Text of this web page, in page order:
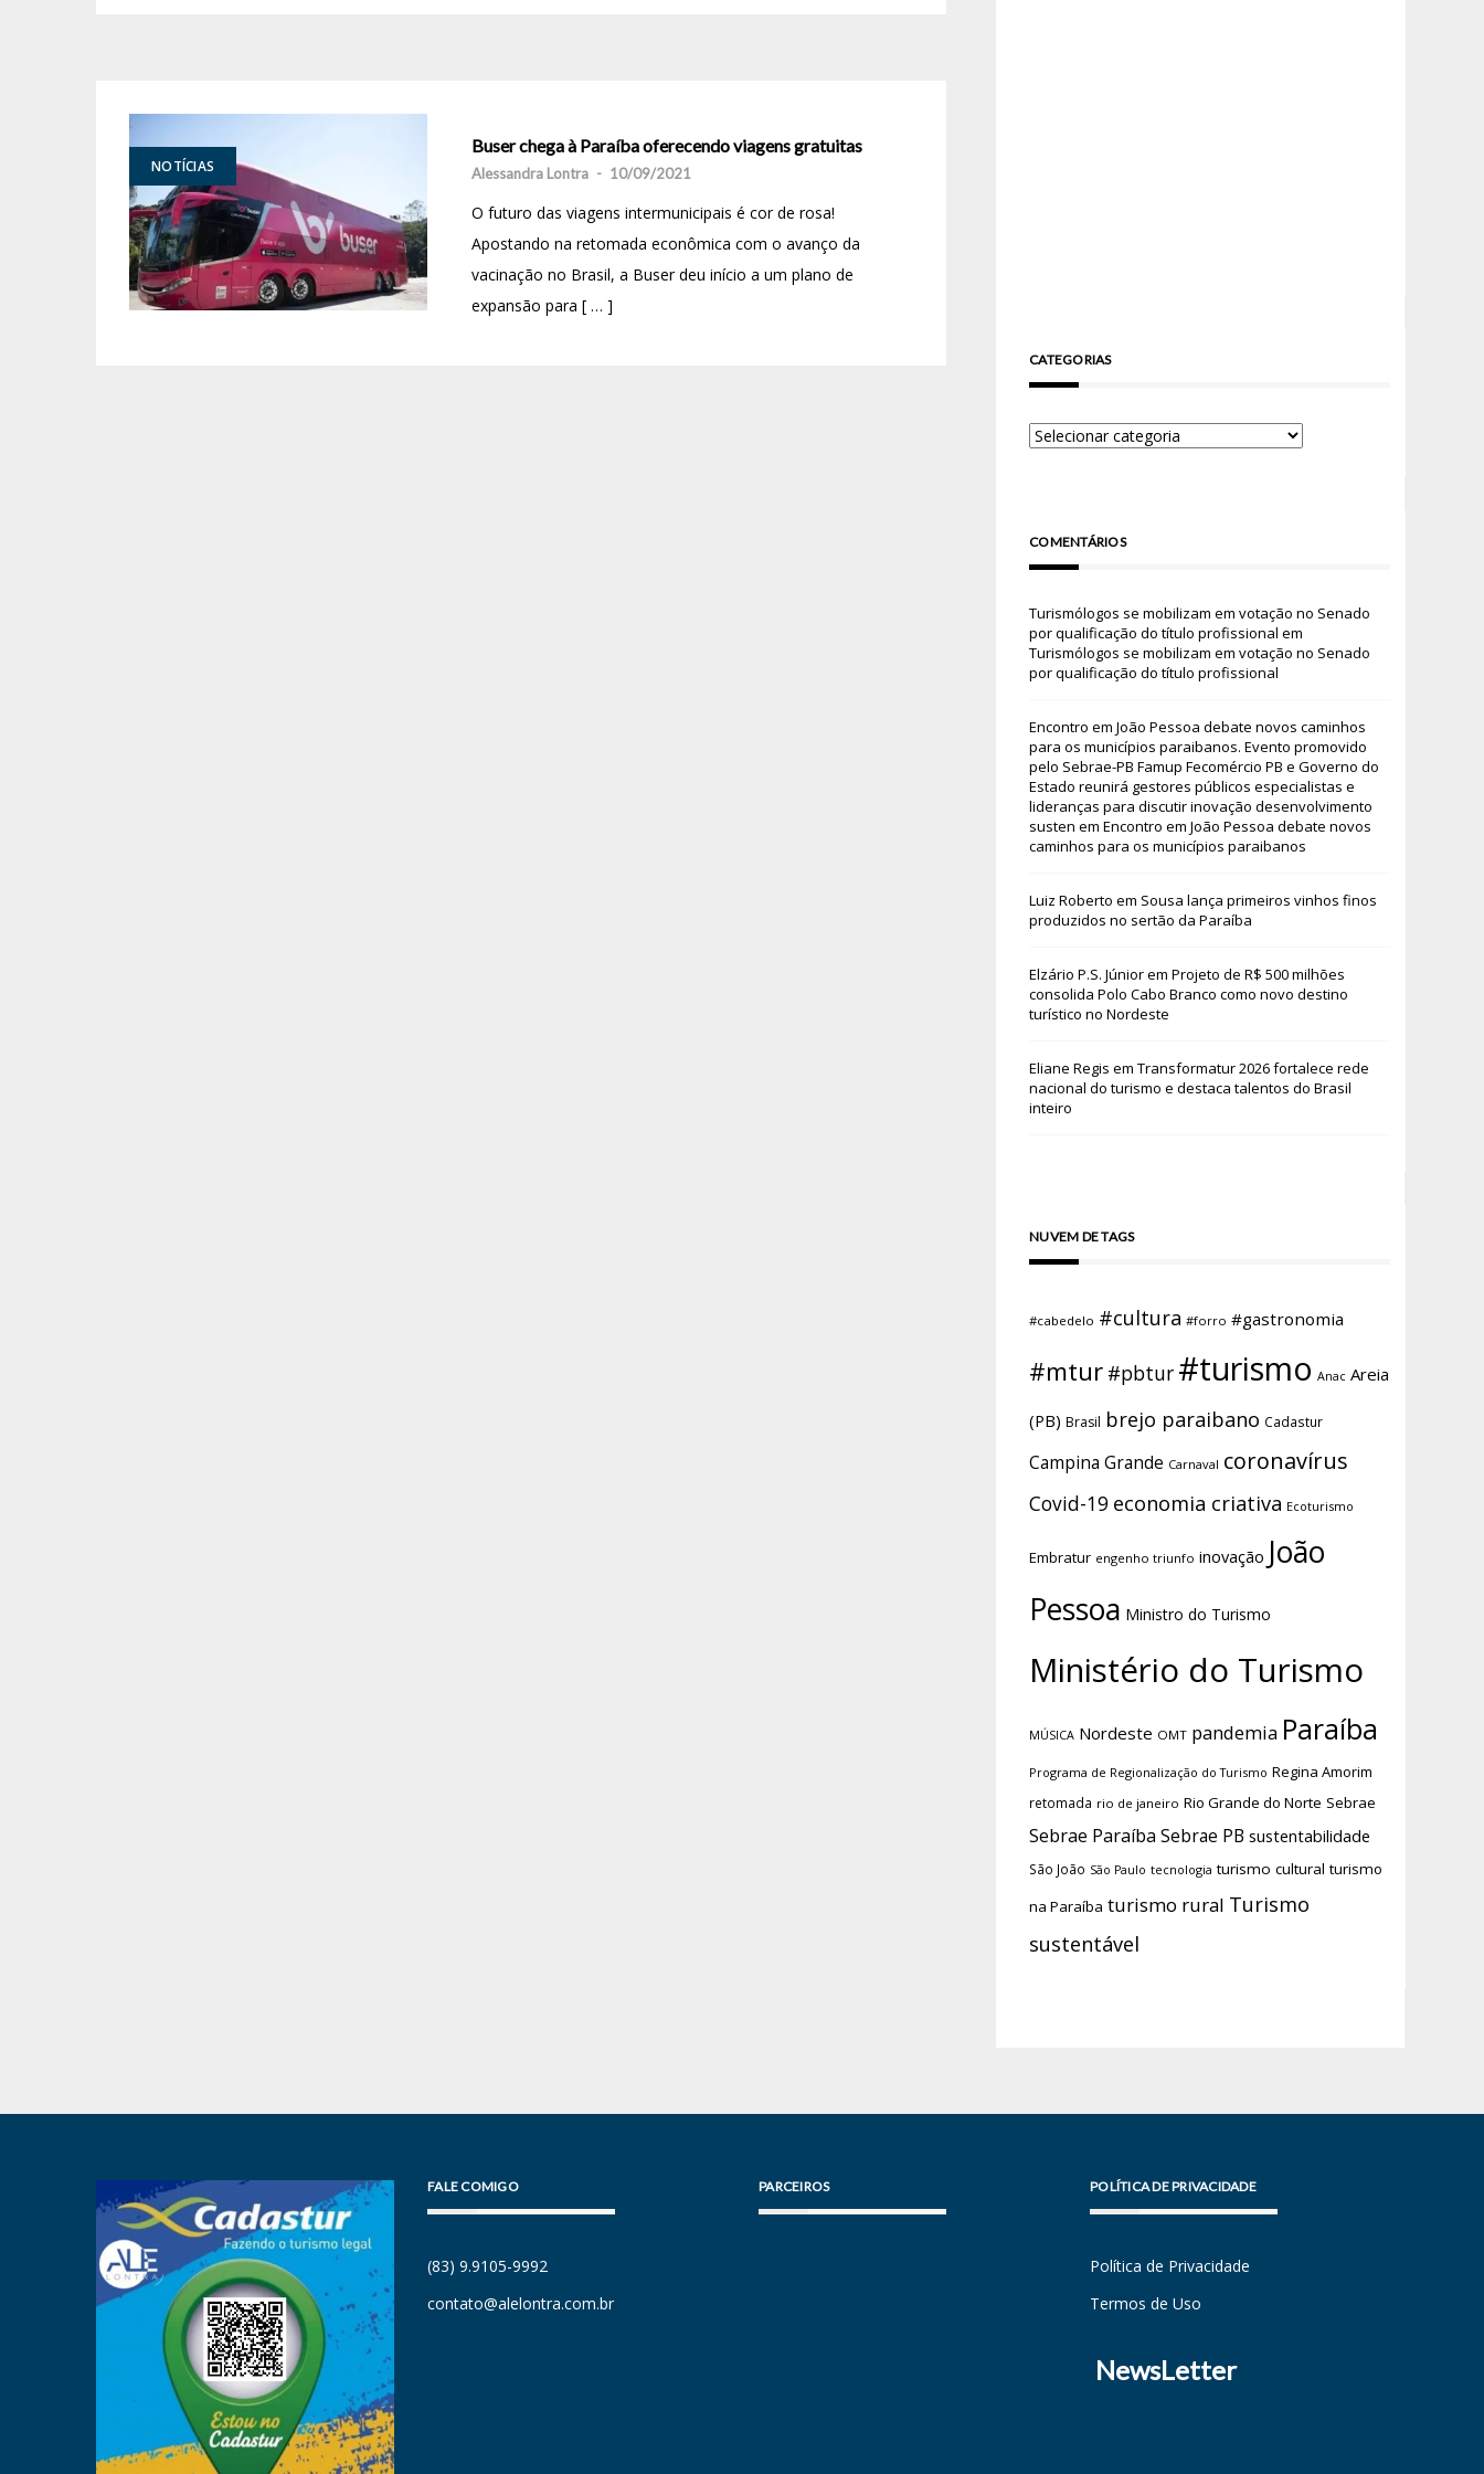
NOTÍCIAS
Buser chega à Paraíba oferecendo viagens gratuitas
Alessandra Lontra - 10/09/2021
O futuro das viagens intermunicipais é cor de rosa!
Apostando na retomada econômica com o avanço da
vacinação no Brasil, a Buser deu início a um plano de
expansão para [ … ]
CATEGORIAS
COMENTÁRIOS
Turismólogos se mobilizam em votação no Senado
por qualificação do título profissional em
Turismólogos se mobilizam em votação no Senado
por qualificação do título profissional
Encontro em João Pessoa debate novos caminhos
para os municípios paraibanos. Evento promovido
pelo Sebrae-PB Famup Fecomércio PB e Governo do
Estado reunirá gestores públicos especialistas e
lideranças para discutir inovação desenvolvimento
susten em Encontro em João Pessoa debate novos
caminhos para os municípios paraibanos
Luiz Roberto em Sousa lança primeiros vinhos finos
produzidos no sertão da Paraíba
Elzário P.S. Júniorem Projeto de R$ 500 milhões
consolida Polo Cabo Branco como novo destino
turístico no Nordeste
Eliane Regis em Transformatur 2026 fortalece rede
nacional do turismo e destaca talentos do Brasil
inteiro
NUVEM DE TAGS
#cabedelo #cultura #forro #gastronomia
#mtur #pbtur #turismo Anac Areia
(PB) Brasil brejo paraibano Cadastur
Campina Grande Carnaval coronavírus
Covid-19 economia criativa Ecoturismo
Embratur engenho triunfo inovação João
Pessoa Ministro do Turismo
Ministério do Turismo
MÚSICA Nordeste OMT pandemia Paraíba
Programa de Regionalização do Turismo Regina Amorim
retomada rio de janeiro Rio Grande do Norte Sebrae
Sebrae Paraíba Sebrae PB sustentabilidade
São João São Paulo tecnologia turismo cultural turismo
na Paraíba turismo rural Turismo
sustentável
FALE COMIGO
(83) 9.9105-9992
contato@alelontra.com.br
PARCEIROS POLÍTICA DE PRIVACIDADE
Política de Privacidade
Termos de Uso
NewsLetter